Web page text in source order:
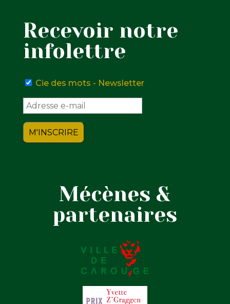
Recevoir notre
infolettre
Cie des mots - Newsletter
Mécènes &
partenaires